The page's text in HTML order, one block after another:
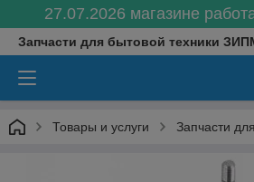
27.07.2026 магазине
Запчасти для бытовой техники
Товары и услуги Запчасти